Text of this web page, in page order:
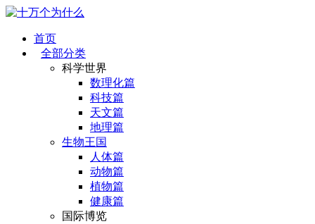
首页
全部分类
科学世界
数理化篇
科技篇
天文篇
地理篇
生物王国
人体篇
动物篇
植物篇
健康篇
国际博览